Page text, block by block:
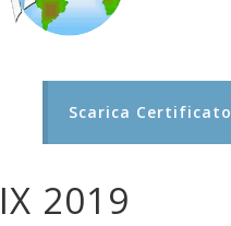
Scarica Certificato
2019